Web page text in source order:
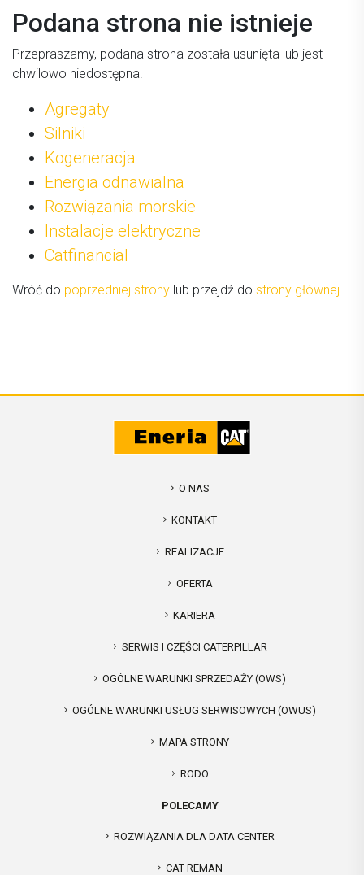
Podana strona nie istnieje
Przepraszamy, podana strona została usunięta lub jest
chwilowo niedostępna.
Agregaty
Silniki
Kogeneracja
Energia odnawialna
Rozwiązania morskie
Instalacje elektryczne
Catfinancial
Wróć do poprzedniej strony lub przejdź do strony głównej.
O NAS
KONTAKT
REALIZACJE
OFERTA
KARIERA
SERWIS I CZĘŚCI CATERPILLAR
OGÓLNE WARUNKI SPRZEDAŻY (OWS)
OGÓLNE WARUNKI USŁUG SERWISOWYCH (OWUS)
MAPA STRONY
RODO
POLECAMY
ROZWIĄZANIA DLA DATA CENTER
CAT REMAN